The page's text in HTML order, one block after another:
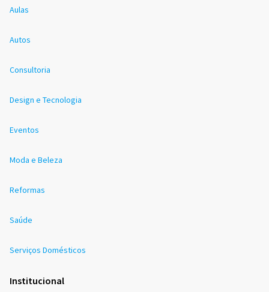
Aulas
Autos
Consultoria
Design e Tecnologia
Eventos
Moda e Beleza
Reformas
Saúde
Serviços Domésticos
Institucional